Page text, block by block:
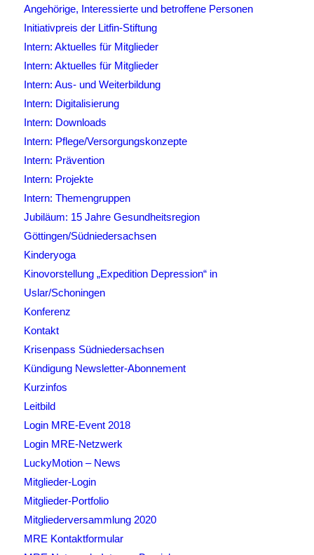
Angehörige, Interessierte und betroffene Personen
Initiativpreis der Litfin-Stiftung
Intern: Aktuelles für Mitglieder
Intern: Aktuelles für Mitglieder
Intern: Aus- und Weiterbildung
Intern: Digitalisierung
Intern: Downloads
Intern: Pflege/Versorgungskonzepte
Intern: Prävention
Intern: Projekte
Intern: Themengruppen
Jubiläum: 15 Jahre Gesundheitsregion
Göttingen/Südniedersachsen
Kinderyoga
Kinovorstellung „Expedition Depression“ in
Uslar/Schoningen
Konferenz
Kontakt
Krisenpass Südniedersachsen
Kündigung Newsletter-Abonnement
Kurzinfos
Leitbild
Login MRE-Event 2018
Login MRE-Netzwerk
LuckyMotion – News
Mitglieder-Login
Mitglieder-Portfolio
Mitgliederversammlung 2020
MRE Kontaktformular